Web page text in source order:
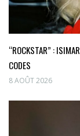
“ROCKSTAR” :
CODES
8 AOÛT 2026